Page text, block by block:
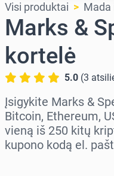
Visi produktai Mada
Marks &
kortelė
5.0 (3
Įsigykite Marks &
Bitcoin, Ethereum,
vieną iš 250 kitų
kupono kodą el.